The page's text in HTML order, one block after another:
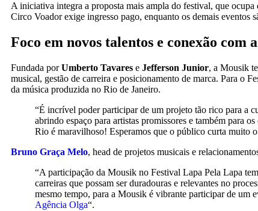
A iniciativa integra a proposta mais ampla do festival, que
Circo Voador exige ingresso pago, enquanto os demais eventos
Foco em novos talentos e conexão com
Fundada porUmberto Tavares e Jefferson Junior, a Mousik
musical, gestão de carreira e posicionamento de marca. Para o
da música produzida no Rio de Janeiro.
“É incrível poder participar de um projeto tão rico para a
abrindo espaço para artistas promissores e também para
Rio é maravilhoso! Esperamos que o público curta muito
Bruno Graça Melo, head de projetos musicais e
“A participação da Mousik no Festival Lapa Pela Lapa
carreiras que possam ser duradouras e relevantes no
mesmo tempo, para a Mousik é vibrante participar de um
Agência Olga“.